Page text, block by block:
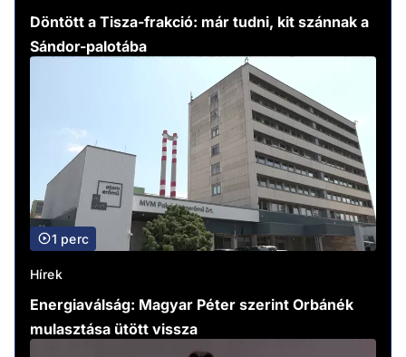
Döntött a Tisza-frakció: már tudni, kit szánnak a
Sándor-palotába
1 perc
Hírek
Energiaválság: Magyar Péter szerint Orbánék
mulasztása ütött vissza